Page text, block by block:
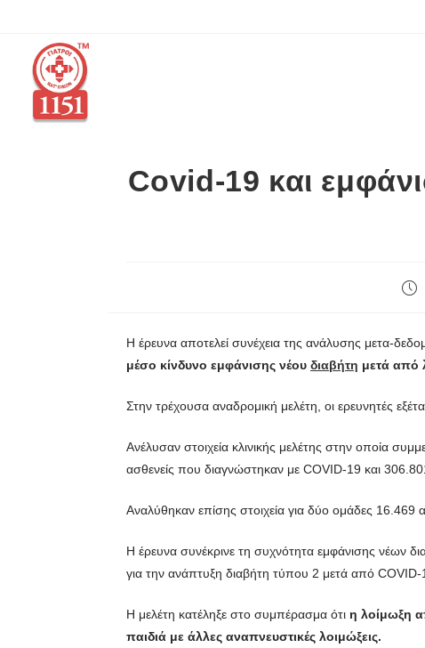
Covid-19 και
Η έρευνα αποτελεί συνέχεια της ανάλυσης μετα-
μέσο κίνδυνο εμφάνισης νέου διαβήτη μετά από
Στην τρέχουσα αναδρομική μελέτη, οι ερευνητές
Ανέλυσαν στοιχεία κλινικής μελέτης στην οποία
ασθενείς που διαγνώστηκαν με COVID-19 και
Αναλύθηκαν επίσης στοιχεία για δύο ομάδες 16.469
Η έρευνα συνέκρινε τη συχνότητα εμφάνισης νέων
για την ανάπτυξη διαβήτη τύπου 2 μετά από COVID-
Η μελέτη κατέληξε στο συμπέρασμα ότι η λοίμωξη
παιδιά με άλλες αναπνευστικές λοιμώξεις.